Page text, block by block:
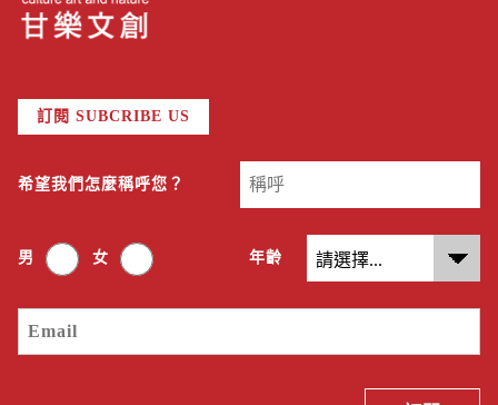
訂閱 SUBCRIBE US
希望我們怎麼稱呼您？
男 女 年齡